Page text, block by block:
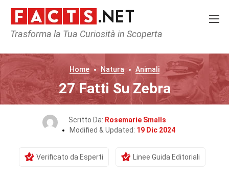
Trasforma la Tua Curiosità in Scoperta
Home Natura Animali
27 Fatti Su Zebra
Scritto Da: Rosemarie Smalls
Modified & Updated: 19 Dic 2024
Verificato da Esperti Linee Guida Editoriali